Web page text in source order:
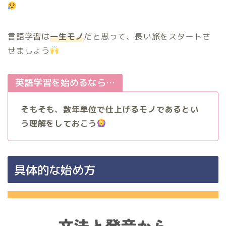
言語学習は一生モノだと思って、長い旅をスタートさ
せましょう
英語学習を始めるなら…
そもそも、数年単位で仕上げるモノであるとい
う理解をしておこう
具体的な始め方